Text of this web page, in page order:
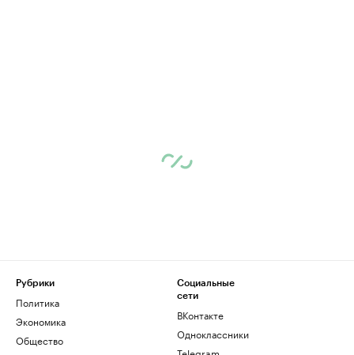
Рубрики
Политика
Экономика
Общество
Социальные
сети
ВКонтакте
Одноклассники